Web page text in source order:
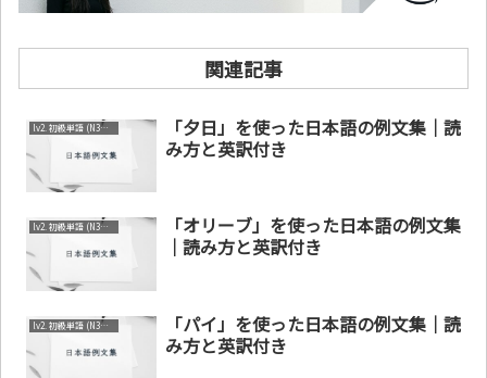
関連記事
lv2. 初級単語 (N3～N4)
「夕日」を使った日本語の例文集｜読
み方と英訳付き
lv2. 初級単語 (N3～N4)
「オリーブ」を使った日本語の例文集
｜読み方と英訳付き
lv2. 初級単語 (N3～N4)
「パイ」を使った日本語の例文集｜読
み方と英訳付き